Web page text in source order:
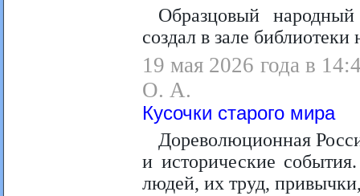
Образцовый
создал в зале
19 мая 2026 года в
О. А.
Кусочки старого мира
Дореволюционная
и исторические
людей, их труд,